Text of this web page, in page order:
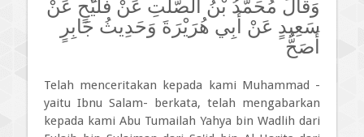
وَقَالَ مُحَمَّدُ بْنُ الصَّلْتِ عَنْ فُلَيْحٍ عَنْ
سَعِيدٍ عَنْ أَبِي هُرَيْرَةَ وَحَدِيثُ جَابِرٍ
أَصَحُّ
Telah menceritakan kepada kami Muhammad -
yaitu Ibnu Salam- berkata, telah mengabarkan
kepada kami Abu Tumailah Yahya bin Wadlih dari